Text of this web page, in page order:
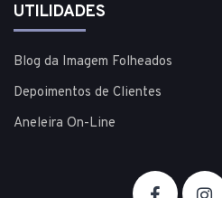
UTILIDADES
Blog da Imagem Folheados
Depoimentos de Clientes
Aneleira On-Line